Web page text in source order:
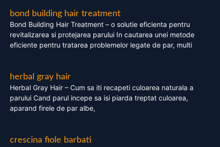
bond building hair treatment
Bond Building Hair Treatment – o solutie eficienta pentru
revitalizarea si protejarea parului In cautarea unei metode
eficiente pentru tratarea problemelor legate de par, multi
herbal gray hair
Herbal Gray Hair – Cum sa iti recapeti culoarea naturala a
parului Cand parul incepe sa isi piarda treptat culoarea,
aparand firele de par albe,
crescina fiole barbati